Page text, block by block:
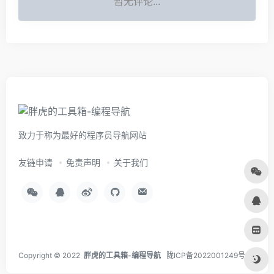
致力于称为最好的程序员导航网站
友链申请 免责声明 关于我们
Copyright © 2022 胖虎的工具箱-编程导航 陇ICP备2022001249号